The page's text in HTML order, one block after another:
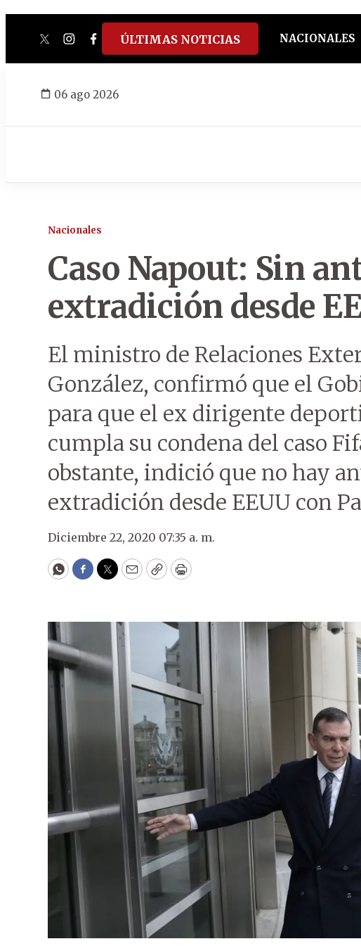
twitterinstagram
facebook
tiktokyoutube
spotify
ÚLTIMAS NOTICIAS NACIONALES
06 ago 2026
Nacionales
Caso Napout: Sin
extradición desde
El ministro de Relaciones
González, confirmó que el
para que el ex dirigente
cumpla su condena del caso
obstante, indició que no hay
extradición desde EEUU con
Diciembre 22, 2020 07:35 a. m.
WhatsApp
Facebook
Twitter
EmailCopyPrint